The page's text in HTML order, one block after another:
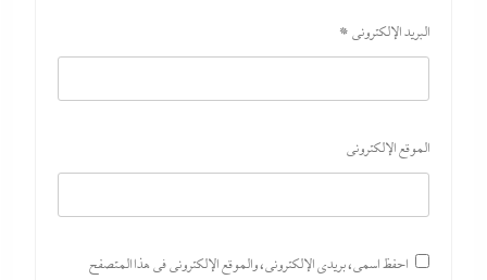
البريد الإلكتروني *
الموقع الإلكتروني
احفظ اسمي، بريدي الإلكتروني، والموقع الإلكتروني في هذا المتصفح